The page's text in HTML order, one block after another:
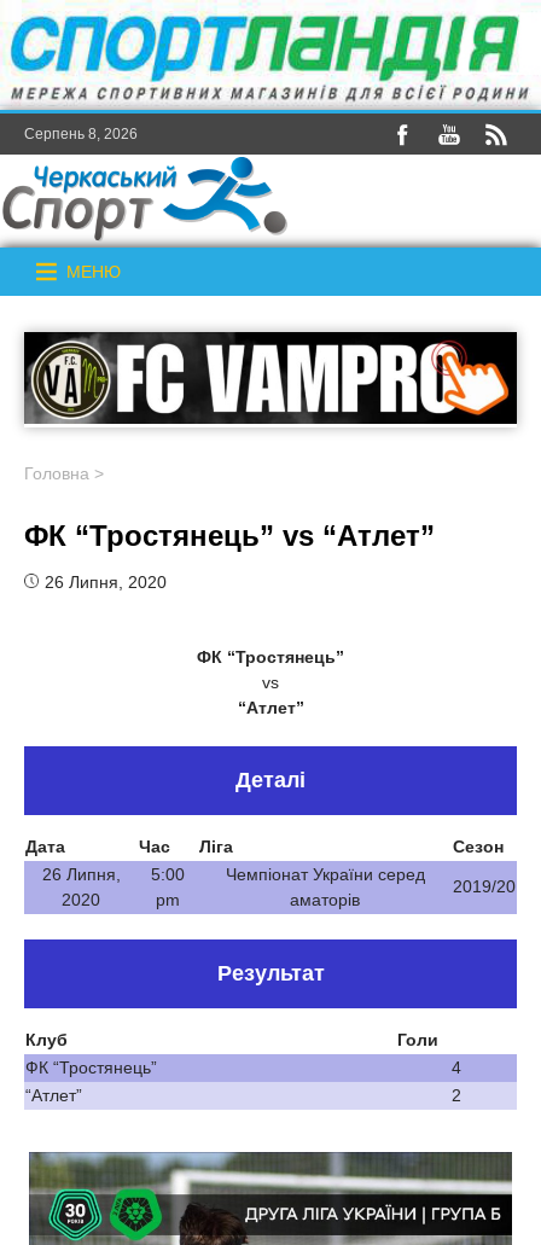
Серпень 8, 2026
МЕНЮ
Головна >
ФК “Тростянець” vs “Атлет”
26 Липня, 2020
ФК “Тростянець”
vs
“Атлет”
Деталі
Дата Час Ліга
Сезон
26 Липня,
2020
5:00
pm
Чемпіонат України серед
аматорів
2019/20
Результат
Клуб
Голи
ФК “Тростянець”
4
“Атлет”
2